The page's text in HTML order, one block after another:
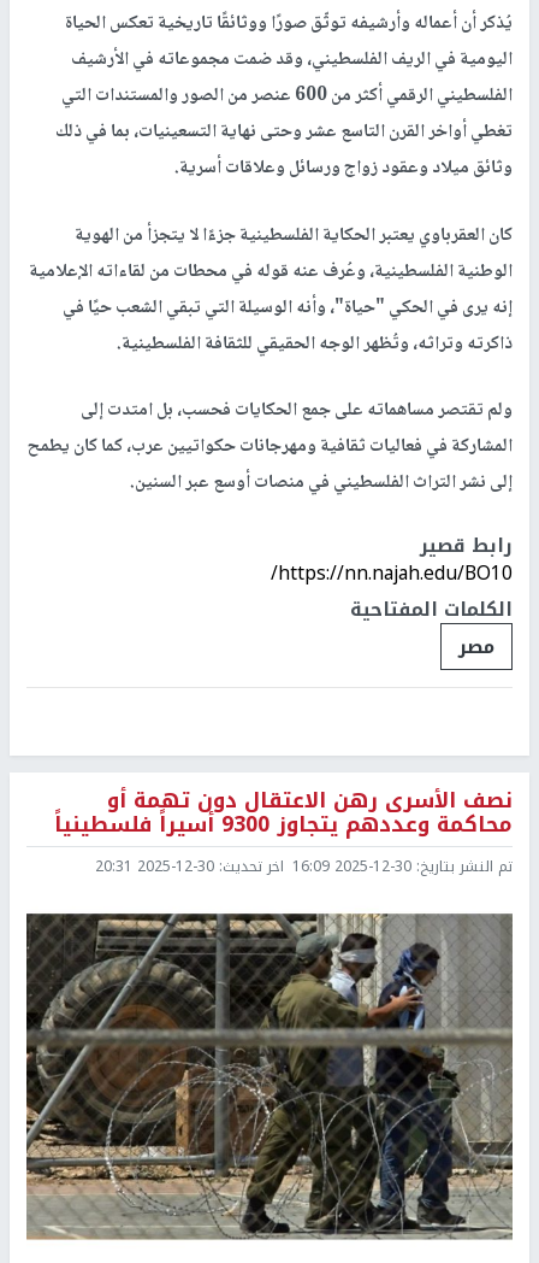
يُذكر أن أعماله وأرشيفه توثّق صورًا ووثائقًا تاريخية تعكس الحياة
اليومية في الريف الفلسطيني، وقد ضمت مجموعاته في الأرشيف
الفلسطيني الرقمي أكثر من 600 عنصر من الصور والمستندات التي
تغطي أواخر القرن التاسع عشر وحتى نهاية التسعينيات، بما في ذلك
وثائق ميلاد وعقود زواج ورسائل وعلاقات أسرية.
كان العقرباوي يعتبر الحكاية الفلسطينية جزءًا لا يتجزأ من الهوية
الوطنية الفلسطينية، وعُرف عنه قوله في محطات من لقاءاته الإعلامية
إنه يرى في الحكي "حياة"، وأنه الوسيلة التي تبقي الشعب حيًا في
ذاكرته وتراثه، وتُظهر الوجه الحقيقي للثقافة الفلسطينية.
ولم تقتصر مساهماته على جمع الحكايات فحسب، بل امتدت إلى
المشاركة في فعاليات ثقافية ومهرجانات حكواتيين عرب، كما كان يطمح
إلى نشر التراث الفلسطيني في منصات أوسع عبر السنين.
رابط قصير
https://nn.najah.edu/BO10/
الكلمات المفتاحية
مصر
نصف الأسرى رهن الاعتقال دون تهمة أو
محاكمة وعددهم يتجاوز 9300 أسيراً فلسطينياً
تم النشر بتاريخ: 2025-12-30 16:09 اخر تحديث: 2025-12-30 20:31